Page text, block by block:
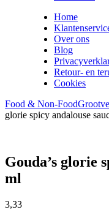
Home
Over ons
Blog
Retour- en
Cookies
Food & Non-Food
glorie spicy andalouse
Gouda’s glorie
ml
3,33